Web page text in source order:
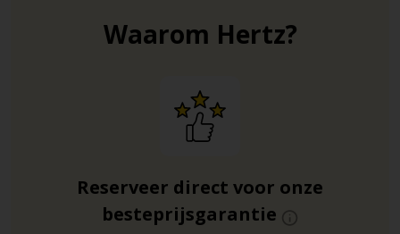
Waarom Hertz?
Reserveer direct voor onze
besteprijsgarantie